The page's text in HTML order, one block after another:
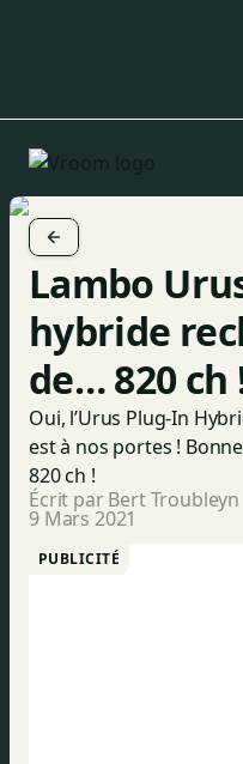
Lambo
hybride
de… 820 ch
Oui, l’Urus Plug-In
est à nos portes !
820 ch !
Écrit par Bert Troubleyn
9 Mars 2021
PUBLICITÉ